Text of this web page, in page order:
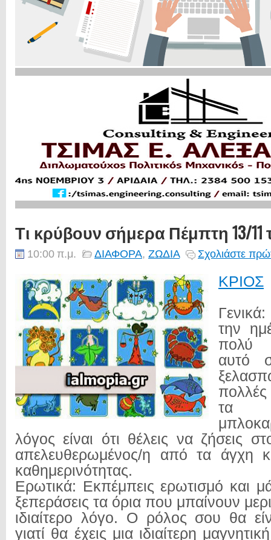
Τι κρύβουν σήμερα Πέμπτη 13/11
10:00 π.μ. ΔΙΑΦΟΡΑ, ΖΩΔΙΑ Σχολιάστε
ΚΡΙΟΣ
την
πολύ
αυτό
πολλές
τα
λόγος είναι ότι θέλεις να ζήσεις
απελευθερωμένος/η από τα άγχη
καθημερινότητας.
Ερωτικά: Εκπέμπεις ερωτισμό και
ξεπεράσεις τα όρια που μπαίνουν
ιδιαίτερο λόγο. Ο ρόλος σου θα
γιατί θα έχεις μια ιδιαίτερη